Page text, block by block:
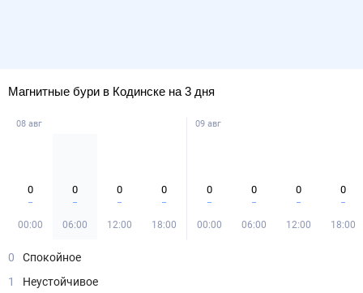
Магнитные бури в Кодинске на 3 дня
08 авг
0
00:00
0
06:00
0
12:00
0
18:00
09 авг
0
00:00
0
06:00
0
12:00
0
18:00
0
Спокойное
1
Неустойчивое